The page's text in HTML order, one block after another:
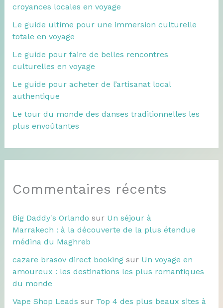
croyances locales en voyage
Le guide ultime pour une immersion culturelle
totale en voyage
Le guide pour faire de belles rencontres
culturelles en voyage
Le guide pour acheter de l’artisanat local
authentique
Le tour du monde des danses traditionnelles les
plus envoûtantes
Commentaires récents
Big Daddy's Orlando sur Un séjour à
Marrakech : à la découverte de la plus étendue
médina du Maghreb
cazare brasov direct bookingsur Un voyage en
amoureux : les destinations les plus romantiques
du monde
Vape Shop Leads sur Top 4 des plus beaux sites à